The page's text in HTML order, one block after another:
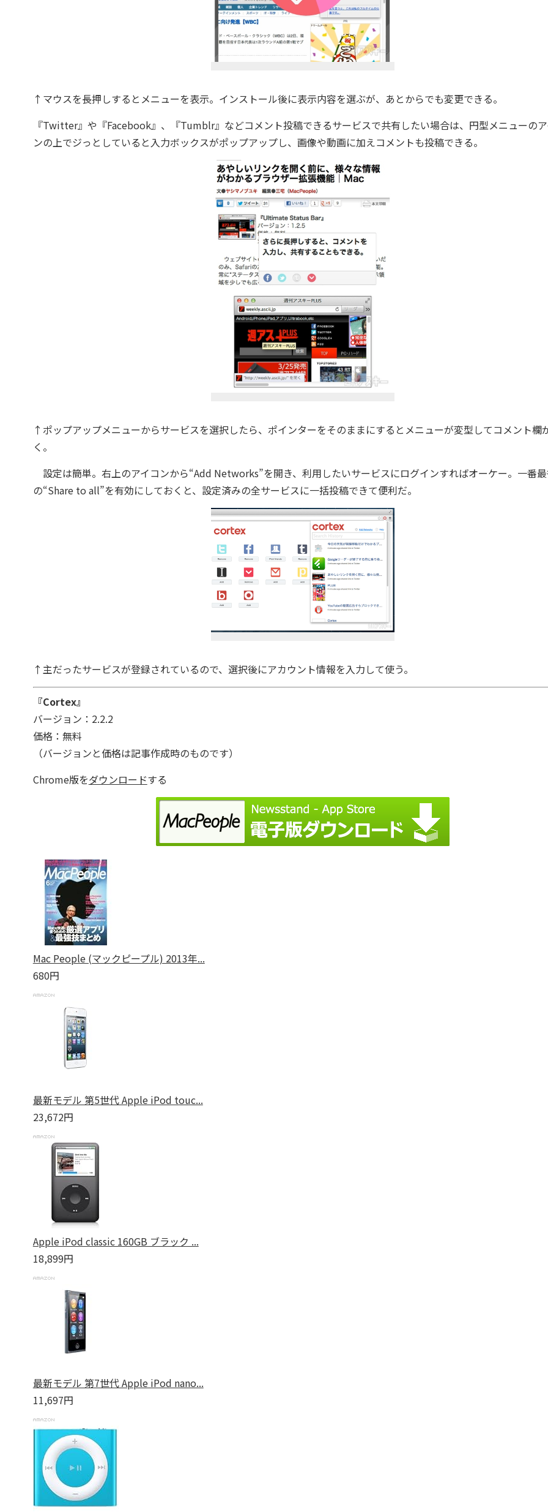
↑マウスを長押しするとメニューを表示。インストール後に表示内容を選ぶが、あとからでも変更できる。
『Twitter』や『Facebook』、『Tumblr』などコメント投稿できるサービスで共有したい場合は、円型メニューの
ンの上でジっとしていると入力ボックスがポップアップし、画像や動画に加えコメントも投稿できる。
↑ポップアップメニューからサービスを選択したら、ポインターをそのままにするとメニューが変型してコメント欄
く。
設定は簡単。右上のアイコンから“Add Networks”を開き、利用したいサービスにログインすればオーケー。一番
の“Share to all”を有効にしておくと、設定済みの全サービスに一括投稿できて便利だ。
↑主だったサービスが登録されているので、選択後にアカウント情報を入力して使う。
『Cortex』
バージョン：2.2.2
価格：無料
（バージョンと価格は記事作成時のものです）
Chrome版をダウンロードする
Mac People (マックピープル) 2013年...
680円
最新モデル 第5世代 Apple iPod touc...
23,672円
Apple iPod classic 160GB ブラック ...
18,899円
最新モデル 第7世代 Apple iPod nano...
11,697円